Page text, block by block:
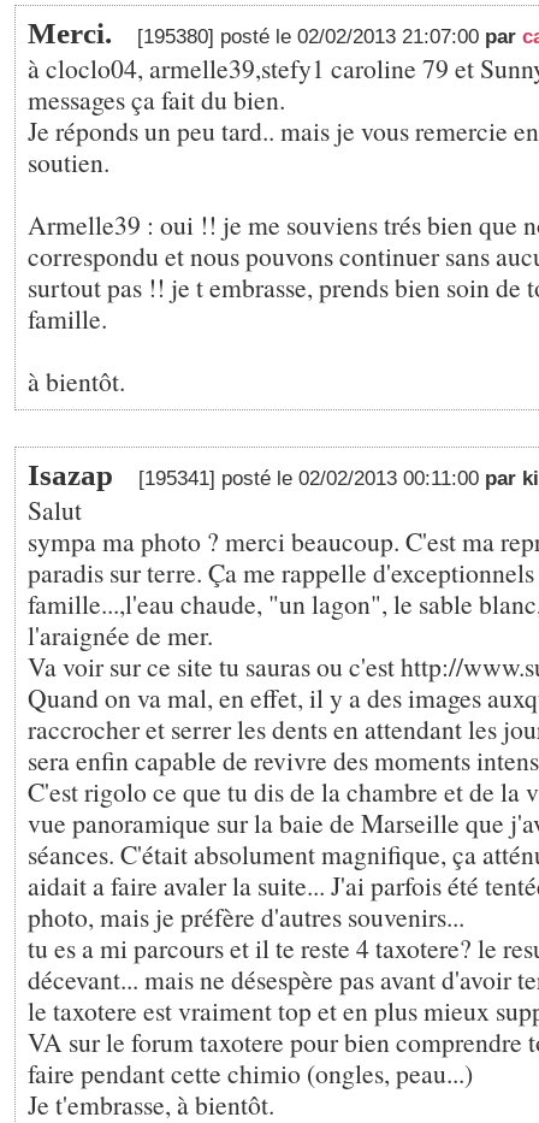
Merci. [195380] posté le 02/02/2013 21:07:00 par
à cloclo04, armelle39,stefy1 caroline 79 et
messages ça fait du bien.
Je réponds un peu tard.. mais je vous remercie
soutien.
Armelle39 : oui !! je me souviens trés bien que
correspondu et nous pouvons continuer sans
surtout pas !! je t embrasse, prends bien soin de
famille.
à bientôt.
Isazap [195341] posté le 02/02/2013 00:11:00 par
Salut
sympa ma photo ? merci beaucoup. C'est ma
paradis sur terre. Ça me rappelle
famille...,l'eau chaude, "un lagon", le sable
l'araignée de mer.
Va voir sur ce site tu sauras ou c'est http://
Quand on va mal, en effet, il y a des images
raccrocher et serrer les dents en attendant les
sera enfin capable de revivre des moments
C'est rigolo ce que tu dis de la chambre et de la
vue panoramique sur la baie de Marseille que
séances. C'était absolument magnifique, ça
aidait a faire avaler la suite... J'ai parfois été
photo, mais je préfère d'autres souvenirs...
tu es a mi parcours et il te reste 4 taxotere? le
décevant... mais ne désespère pas avant d'avoir
le taxotere est vraiment top et en plus mieux
VA sur le forum taxotere pour bien comprendre
faire pendant cette chimio (ongles, peau...)
Je t'embrasse, à bientôt.